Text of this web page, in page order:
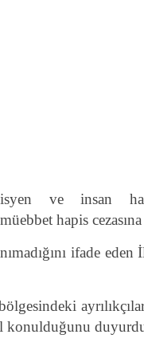
ve insan
hapis cezasına
ifade eden
konulduğunu